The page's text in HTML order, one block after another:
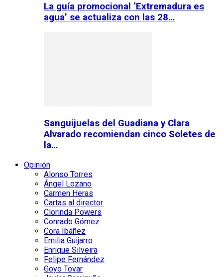
La guía promocional ‘Extremadura es
agua’ se actualiza con las 28…
Sanguijuelas del Guadiana y Clara
Alvarado recomiendan cinco Soletes de
la…
Opinión
Alonso Torres
Ángel Lozano
Carmen Heras
Cartas al director
Clorinda Powers
Conrado Gómez
Cora Ibáñez
Emilia Guijarro
Enrique Silveira
Felipe Fernández
Goyo Tovar